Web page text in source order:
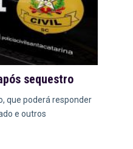
sequestro
que poderá responder
e outros